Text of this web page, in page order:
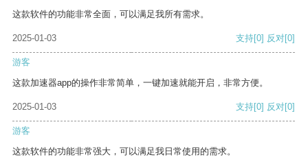
这款软件的功能非常全面，可以满足我所有需求。
2025-01-03 支持[0] 反对[0]
游客
这款加速器app的操作非常简单，一键加速就能开启，非常方便。
2025-01-03 支持[0] 反对[0]
游客
这款软件的功能非常强大，可以满足我日常使用的需求。